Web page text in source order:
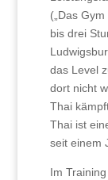
(„Das
bis drei
das Level
dort nicht
Thai
Thai ist
seit einem
Im